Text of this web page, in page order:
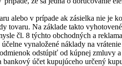
alebo v prípade ak zásielka nie je
Na základe takto
čl. 8 týchto obchodných a
vynaložené náklady na
odstúpiť od kúpnej zmluvy
účet kupujúceho určený